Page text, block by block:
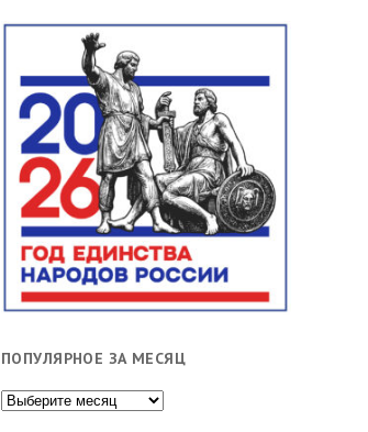
ПОПУЛЯРНОЕ ЗА МЕСЯЦ
Популярное